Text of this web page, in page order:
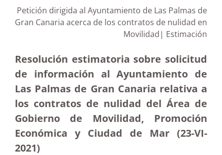
Petición dirigida al Ayuntamiento de Las Palmas de
Gran Canaria acerca de los contratos de nulidad en
Movilidad| Estimación
Resolución estimatoria sobre solicitud
de información al Ayuntamiento de
Las Palmas de Gran Canaria relativa a
los contratos de nulidad del Área de
Gobierno de Movilidad, Promoción
Económica y Ciudad de Mar (23-VI-
2021)